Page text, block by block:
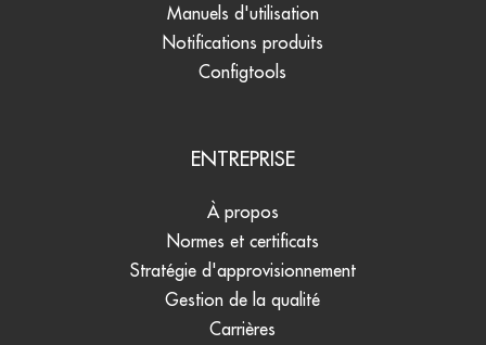
Manuels d'utilisation
Notifications produits
Configtools
ENTREPRISE
À propos
Normes et certificats
Stratégie d'approvisionnement
Gestion de la qualité
Carrières